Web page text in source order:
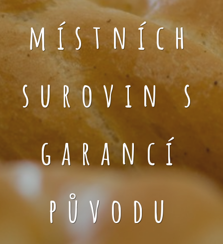
místních
surovin s
garancí
původu